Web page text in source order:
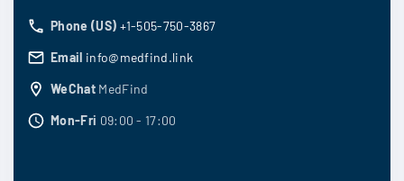
Phone (US) +1-505-750-3867
Email info@medfind.link
WeChat MedFind
Mon-Fri 09:00 - 17:00